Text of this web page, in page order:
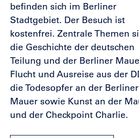
befinden sich im Berliner
Stadtgebiet. Der Besuch ist
kostenfrei. Zentrale Themen
die Geschichte der deutschen
Teilung und der Berliner
Flucht und Ausreise aus der
die Todesopfer an der Berliner
Mauer sowie Kunst an der
und der Checkpoint Charlie.